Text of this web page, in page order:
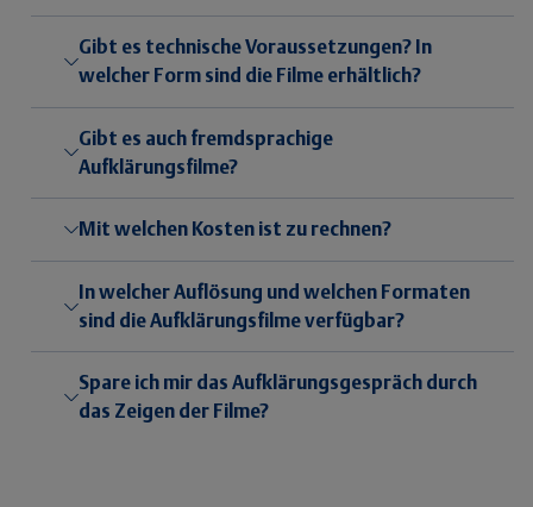
Gibt es technische Voraussetzungen? In
welcher Form sind die Filme erhältlich?
Gibt es auch fremdsprachige
Aufklärungsfilme?
Mit welchen Kosten ist zu rechnen?
In welcher Auflösung und welchen Formaten
sind die Aufklärungsfilme verfügbar?
Spare ich mir das Aufklärungsgespräch durch
das Zeigen der Filme?